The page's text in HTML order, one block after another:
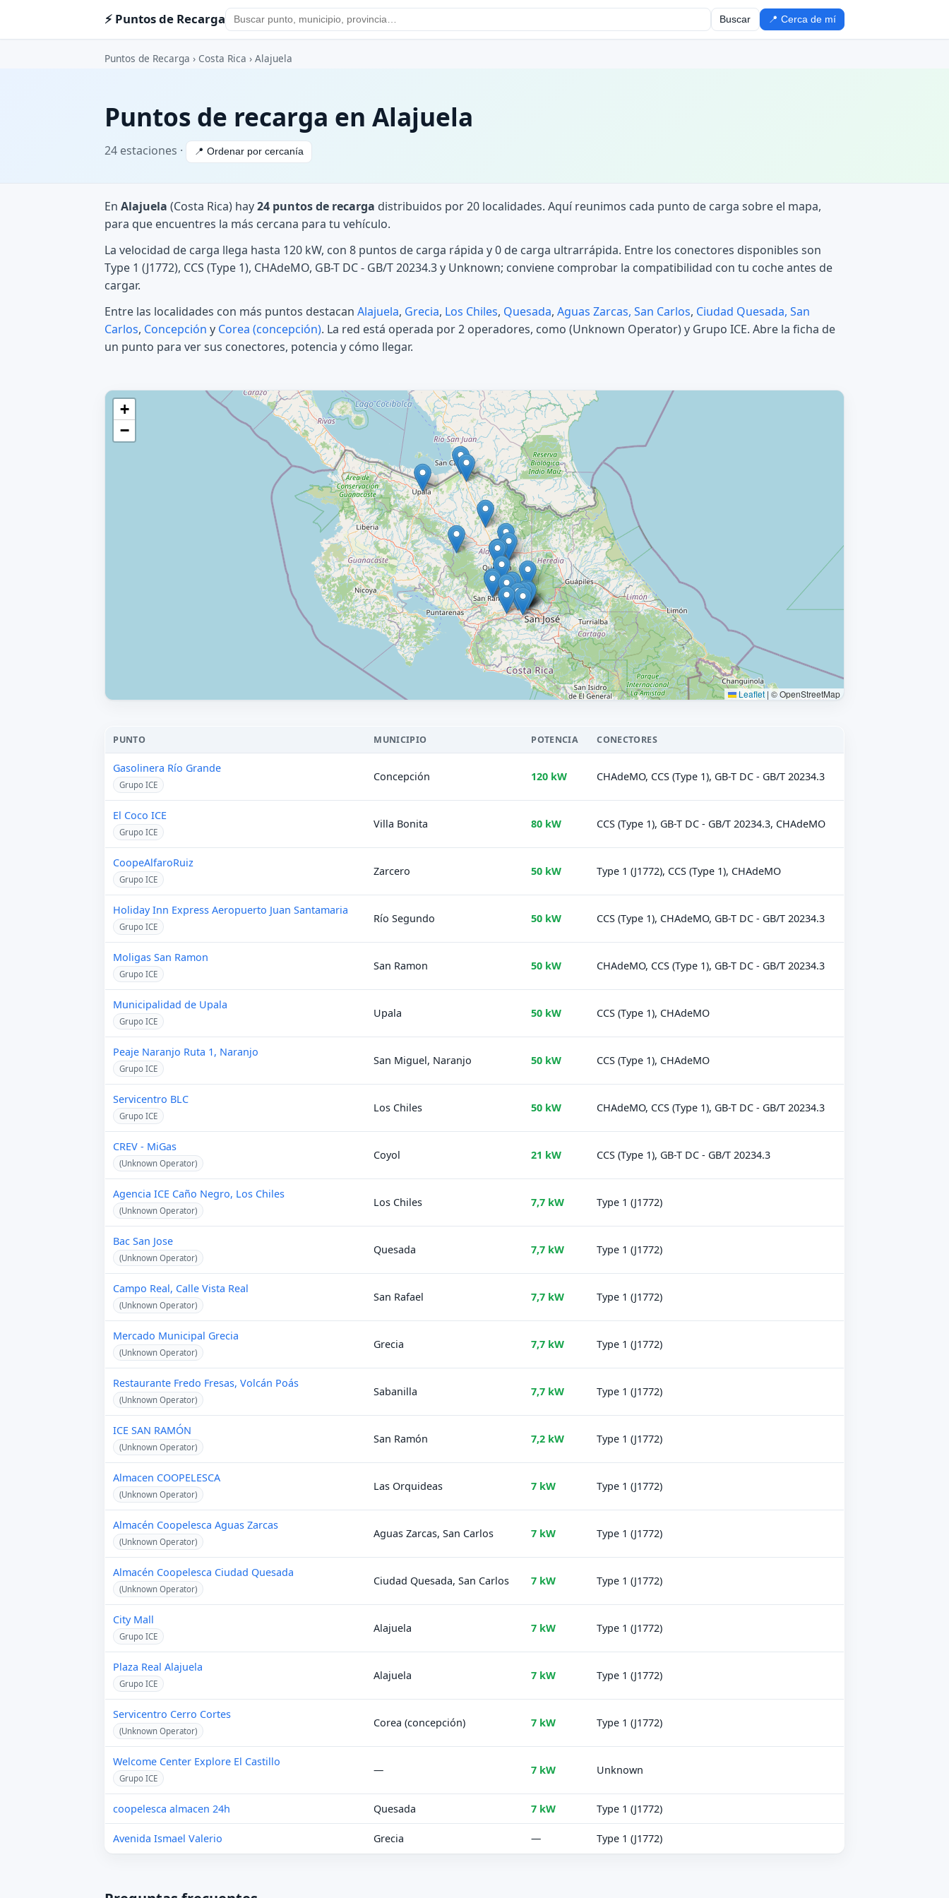
⚡ Puntos de Recarga Buscar 📍 Cerca de mí
Puntos de Recarga › Costa Rica › Alajuela
Puntos de recarga en Alajuela
24 estaciones · 📍 Ordenar por cercanía
En Alajuela (Costa Rica) hay24 puntos de recarga distribuidos por 20 localidades. Aquí reunimos cada punto de carga sobre el mapa,
para que encuentres la más cercana para tu vehículo.
La velocidad de carga llega hasta 120 kW, con 8 puntos de carga rápida y 0 de carga ultrarrápida. Entre los conectores disponibles son
Type 1 (J1772), CCS (Type 1), CHAdeMO, GB-T DC - GB/T 20234.3 y Unknown; conviene comprobar la compatibilidad con tu coche antes de
cargar.
Entre las localidades con más puntos destacan Alajuela, Grecia, Los Chiles, Quesada, Aguas Zarcas, San Carlos, Ciudad Quesada, San
Carlos, Concepción y Corea (concepción). La red está operada por 2 operadores, como (Unknown Operator) y Grupo ICE. Abre la ficha de
un punto para ver sus conectores, potencia y cómo llegar.
+
−
Leaflet | © OpenStreetMap
PUNTO MUNICIPIO POTENCIA CONECTORES
Gasolinera Río Grande
Grupo ICE
Concepción 120 kW CHAdeMO, CCS (Type 1), GB-T DC - GB/T 20234.3
El Coco ICE
Grupo ICE
Villa Bonita 80 kW CCS (Type 1), GB-T DC - GB/T 20234.3, CHAdeMO
CoopeAlfaroRuiz
Grupo ICE
Zarcero 50 kW Type 1 (J1772), CCS (Type 1), CHAdeMO
Holiday Inn Express Aeropuerto Juan Santamaria
Grupo ICE
Río Segundo 50 kW CCS (Type 1), CHAdeMO, GB-T DC - GB/T 20234.3
Moligas San Ramon
Grupo ICE
San Ramon 50 kW CHAdeMO, CCS (Type 1), GB-T DC - GB/T 20234.3
Municipalidad de Upala
Grupo ICE
Upala 50 kW CCS (Type 1), CHAdeMO
Peaje Naranjo Ruta 1, Naranjo
Grupo ICE
San Miguel, Naranjo 50 kW CCS (Type 1), CHAdeMO
Servicentro BLC
Grupo ICE
Los Chiles 50 kW CHAdeMO, CCS (Type 1), GB-T DC - GB/T 20234.3
CREV - MiGas
(Unknown Operator)
Coyol 21 kW CCS (Type 1), GB-T DC - GB/T 20234.3
Agencia ICE Caño Negro, Los Chiles
(Unknown Operator)
Los Chiles 7,7 kW Type 1 (J1772)
Bac San Jose
(Unknown Operator)
Quesada 7,7 kW Type 1 (J1772)
Campo Real, Calle Vista Real
(Unknown Operator)
San Rafael 7,7 kW Type 1 (J1772)
Mercado Municipal Grecia
(Unknown Operator)
Grecia 7,7 kW Type 1 (J1772)
Restaurante Fredo Fresas, Volcán Poás
(Unknown Operator)
Sabanilla 7,7 kW Type 1 (J1772)
ICE SAN RAMÓN
(Unknown Operator)
San Ramón 7,2 kW Type 1 (J1772)
Almacen COOPELESCA
(Unknown Operator)
Las Orquideas 7 kW Type 1 (J1772)
Almacén Coopelesca Aguas Zarcas
(Unknown Operator)
Aguas Zarcas, San Carlos 7 kW Type 1 (J1772)
Almacén Coopelesca Ciudad Quesada
(Unknown Operator)
Ciudad Quesada, San Carlos 7 kW Type 1 (J1772)
City Mall
Grupo ICE
Alajuela 7 kW Type 1 (J1772)
Plaza Real Alajuela
Grupo ICE
Alajuela 7 kW Type 1 (J1772)
Servicentro Cerro Cortes
(Unknown Operator)
Corea (concepción) 7 kW Type 1 (J1772)
Welcome Center Explore El Castillo
Grupo ICE
— 7 kW Unknown
coopelesca almacen 24h Quesada 7 kW Type 1 (J1772)
Avenida Ismael Valerio Grecia — Type 1 (J1772)